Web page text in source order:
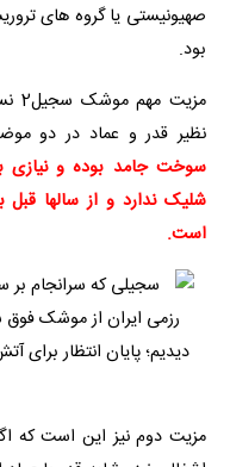
صهیونیستی یا گروه های
بود.
نظیر قدر و عماد در دو
سوخت جامد بوده و نیازی
شلیک ندارد و از سالها
است.
مزیت دوم نیز این است که